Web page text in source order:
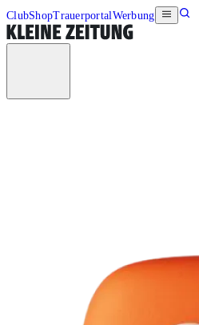
ClubShopTrauerportalWerbung